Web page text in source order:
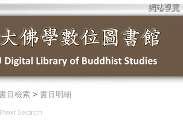
網站導覽
目檢索 > 書目明細